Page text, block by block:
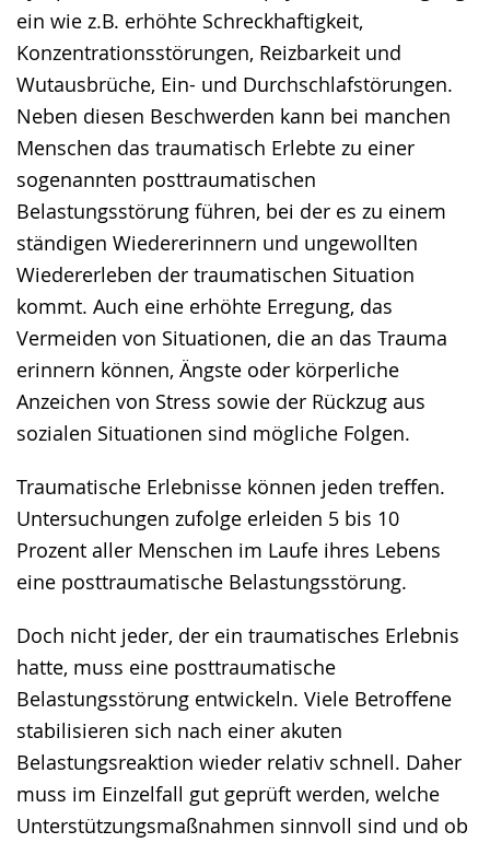
ein wie z.B. erhöhte Schreckhaftigkeit,
Konzentrationsstörungen, Reizbarkeit und
Wutausbrüche, Ein- und Durchschlafstörungen.
Neben diesen Beschwerden kann bei manchen
Menschen das traumatisch Erlebte zu einer
sogenannten posttraumatischen
Belastungsstörung führen, bei der es zu einem
ständigen Wiedererinnern und ungewollten
Wiedererleben der traumatischen Situation
kommt. Auch eine erhöhte Erregung, das
Vermeiden von Situationen, die an das Trauma
erinnern können, Ängste oder körperliche
Anzeichen von Stress sowie der Rückzug aus
sozialen Situationen sind mögliche Folgen.
Traumatische Erlebnisse können jeden treffen.
Untersuchungen zufolge erleiden 5 bis 10
Prozent aller Menschen im Laufe ihres Lebens
eine posttraumatische Belastungsstörung.
Doch nicht jeder, der ein traumatisches Erlebnis
hatte, muss eine posttraumatische
Belastungsstörung entwickeln. Viele Betroffene
stabilisieren sich nach einer akuten
Belastungsreaktion wieder relativ schnell. Daher
muss im Einzelfall gut geprüft werden, welche
Unterstützungsmaßnahmen sinnvoll sind und ob